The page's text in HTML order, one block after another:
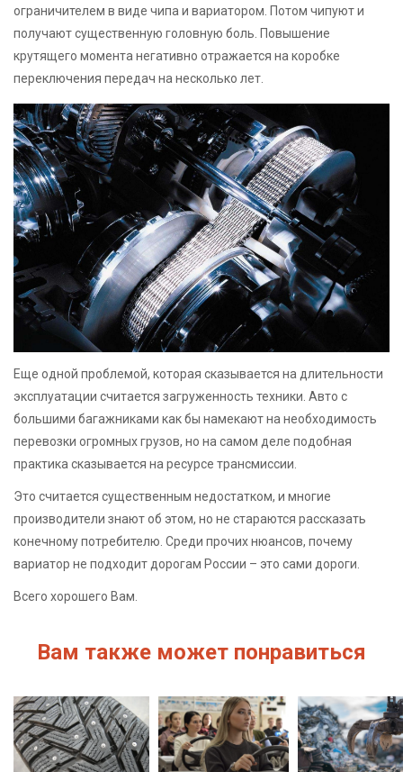
ограничителем в виде чипа и вариатором. Потом чипуют и
получают существенную головную боль. Повышение
крутящего момента негативно отражается на коробке
переключения передач на несколько лет.
Еще одной проблемой, которая сказывается на длительности
эксплуатации считается загруженность техники. Авто с
большими багажниками как бы намекают на необходимость
перевозки огромных грузов, но на самом деле подобная
практика сказывается на ресурсе трансмиссии.
Это считается существенным недостатком, и многие
производители знают об этом, но не стараются рассказать
конечному потребителю. Среди прочих нюансов, почему
вариатор не подходит дорогам России – это сами дороги.
Всего хорошего Вам.
Вам также может понравиться